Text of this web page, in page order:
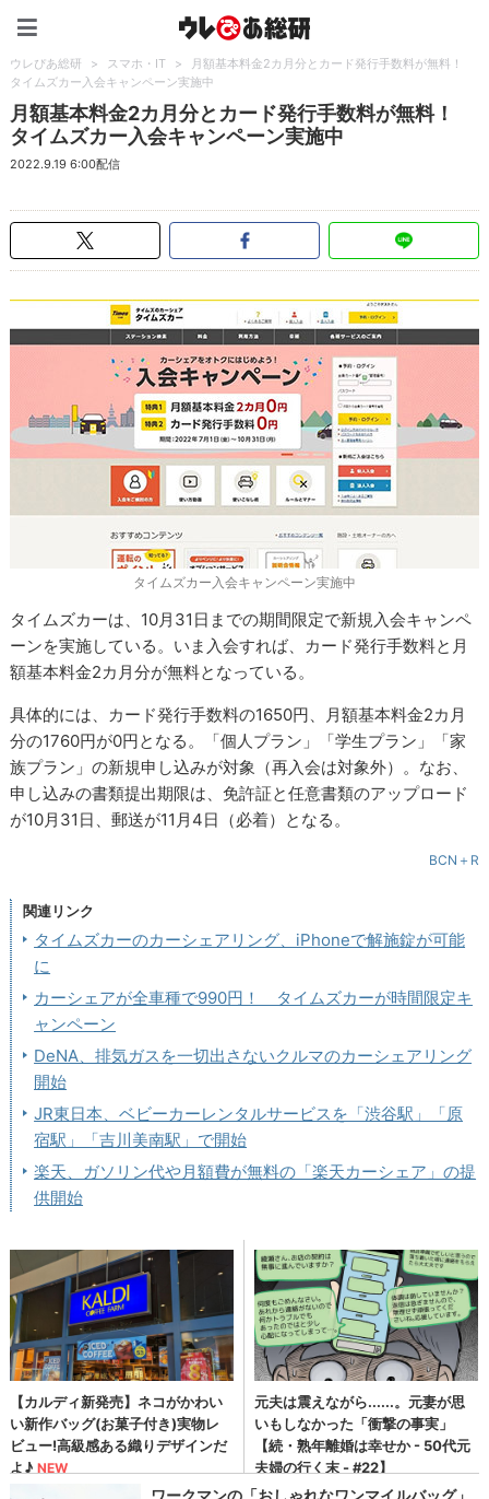
ウレぴあ総研 > スマホ・IT >
月額基本料金2カ月分とカード発行手数料が無料！
タイムズカー入会キャンペーン実施中
月額基本料金2カ月分とカード発行手数料が無料！
タイムズカー入会キャンペーン実施中
2022.9.19 6:00配信
タイムズカー入会キャンペーン実施中
タイムズカーは、10月31日までの期間限定で新規入会キャンペ
ーンを実施している。いま入会すれば、カード発行手数料と月
額基本料金2カ月分が無料となっている。
具体的には、カード発行手数料の1650円、月額基本料金2カ月
分の1760円が0円となる。「個人プラン」「学生プラン」「家
族プラン」の新規申し込みが対象（再入会は対象外）。なお、
申し込みの書類提出期限は、免許証と任意書類のアップロード
が10月31日、郵送が11月4日（必着）となる。
BCN＋R
関連リンク
タイムズカーのカーシェアリング、iPhoneで解施錠が可能
に
カーシェアが全車種で990円！ タイムズカーが時間限定キ
ャンペーン
DeNA、排気ガスを一切出さないクルマのカーシェアリング
開始
JR東日本、ベビーカーレンタルサービスを「渋谷駅」「原
宿駅」「吉川美南駅」で開始
楽天、ガソリン代や月額費が無料の「楽天カーシェア」の提
供開始